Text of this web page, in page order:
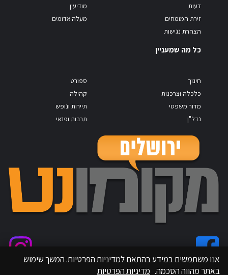
דעות
זירת המומחים
הצהרת נגישות
מודיעין
מעלה אדומים
כל מה שמעניין
חינוך
כלכלה וצרכנות
מדור משפטי
נדל"ן
ספורט
קהילה
תיירות ונופש
תרבות ופנאי
אנו משתמשים במידע בהתאם למדיניות הפרטיות. המשך שימוש
באתר מהווה הסכמה. מדיניות הפרטיות